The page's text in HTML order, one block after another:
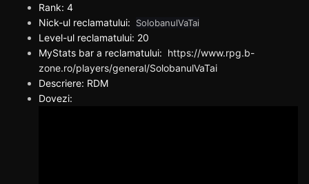
Nick:codrut.siz
Rank:5
Nick-ul reclamatului:[VSC]
Level-ul reclamatului: 102
MyStats bar a reclamatului:https://www.rpg.b-
zone.ro/players/general/Squatch.
Descriere: DM aiurea
Rank: 4
Nick-ul reclamatului: SolobanulVaTai
Level-ul reclamatului: 20
MyStats bar a reclamatului: https://www.rpg.b-
zone.ro/players/general/SolobanulVaTai
Descriere: RDM
Dovezi: